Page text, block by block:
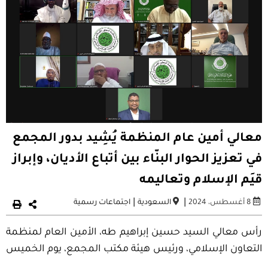
معالي أمين عام المنظمة يُشِيد بدور المجمع
في تعزيز الحوار البنّاء بين أتباع الأديان، وإبراز
قيَم الإسلام وتعاليمه
8 أغسطس، 2024 | السعودية| اجتماعات رسمية
رأس معالي السيد حسين إبراهيم طه، الأمين العام لمنظمة
التعاون الإسلامي، ورئيس هيئة مكتب المجمع، يوم الخميس